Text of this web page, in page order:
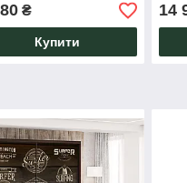
₴
Купити
14